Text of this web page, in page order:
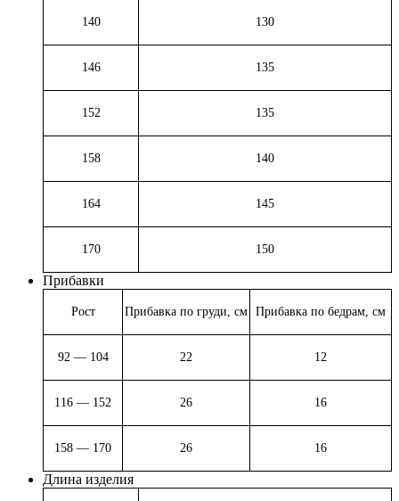
140 130
146 135
152 135
158 140
164 145
170 150
Прибавки
Рост Прибавка по груди, см Прибавка по бедрам, см
92 — 104 22 12
116 — 152 26 16
158 — 170 26 16
Длина изделия